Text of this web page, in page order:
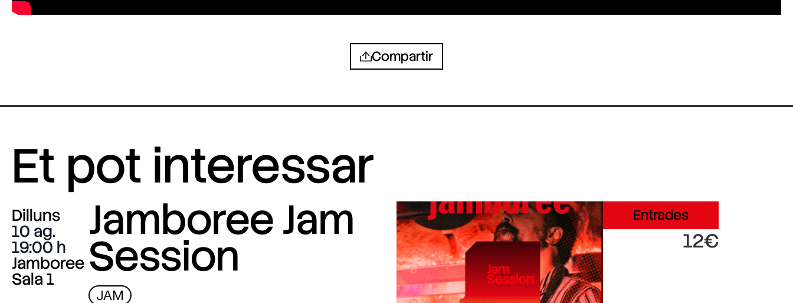
Compartir
Et pot interessar
Dilluns
10 ag.
19:00
Jamboree
Sala 1
Jamboree Jam
Session
JAM
Entrades
12€